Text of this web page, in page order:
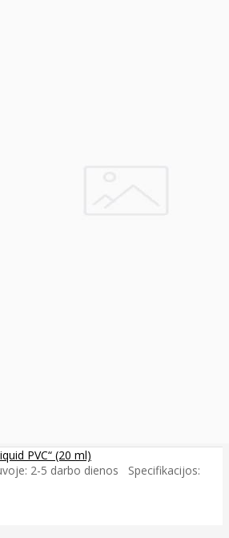
PVC“ (20 ml)
2-5 darbo dienos Specifikacijos: